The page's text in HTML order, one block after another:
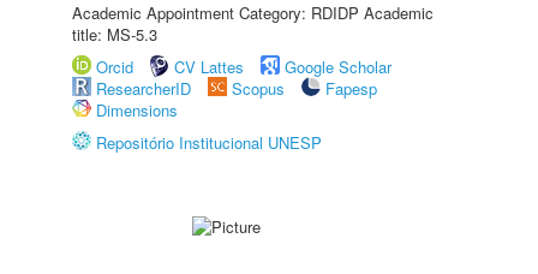
Academic Appointment Category: RDIDP Academic
title: MS-5.3
Orcid
CV Lattes
Google Scholar
ResearcherID
Scopus
Fapesp
Dimensions
Repositório Institucional UNESP